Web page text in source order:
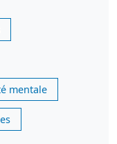
mentale